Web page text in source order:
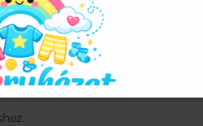
egy levélen pihenve.
egyaránt remekül áll.